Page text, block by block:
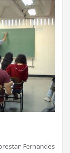
Fernandes